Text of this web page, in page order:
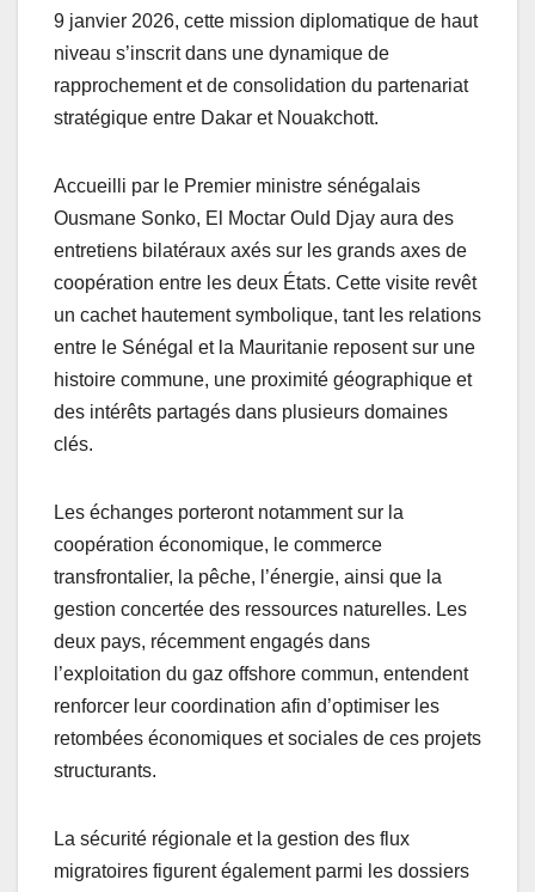
9 janvier 2026, cette mission diplomatique de haut
niveau s’inscrit dans une dynamique de
rapprochement et de consolidation du partenariat
stratégique entre Dakar et Nouakchott.
Accueilli par le Premier ministre sénégalais
Ousmane Sonko, El Moctar Ould Djay aura des
entretiens bilatéraux axés sur les grands axes de
coopération entre les deux États. Cette visite revêt
un cachet hautement symbolique, tant les relations
entre le Sénégal et la Mauritanie reposent sur une
histoire commune, une proximité géographique et
des intérêts partagés dans plusieurs domaines
clés.
Les échanges porteront notamment sur la
coopération économique, le commerce
transfrontalier, la pêche, l’énergie, ainsi que la
gestion concertée des ressources naturelles. Les
deux pays, récemment engagés dans
l’exploitation du gaz offshore commun, entendent
renforcer leur coordination afin d’optimiser les
retombées économiques et sociales de ces projets
structurants.
La sécurité régionale et la gestion des flux
migratoires figurent également parmi les dossiers